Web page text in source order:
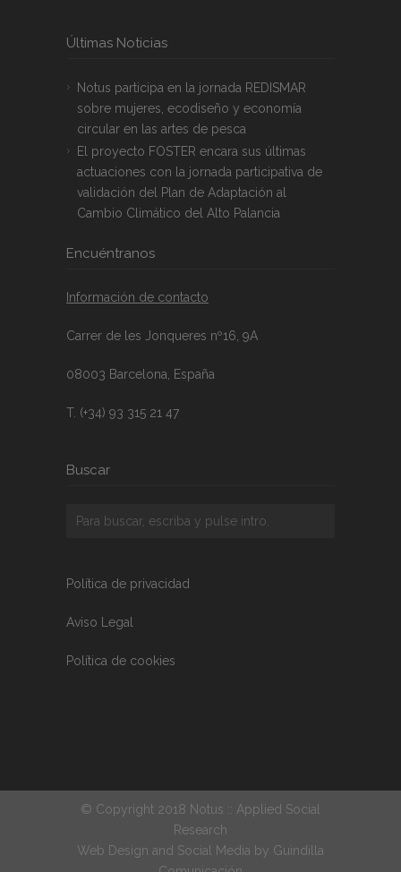
Últimas Noticias
Notus participa en la jornada REDISMAR
sobre mujeres, ecodiseño y economía
circular en las artes de pesca
El proyecto FOSTER encara sus últimas
actuaciones con la jornada participativa de
validación del Plan de Adaptación al
Cambio Climático del Alto Palancia
Encuéntranos
Información de contacto
Carrer de les Jonqueres nº16, 9A
08003 Barcelona, España
T. (+34) 93 315 21 47
Buscar
Política de privacidad
Aviso Legal
Política de cookies
© Copyright 2018 Notus :: Applied Social
Research
Web Design and Social Media by Guindilla